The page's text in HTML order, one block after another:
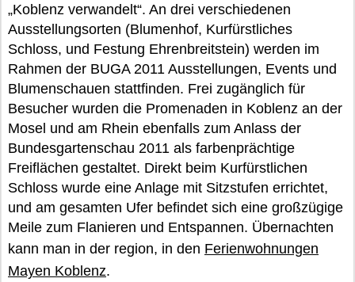
„Koblenz verwandelt“. An drei verschiedenen
Ausstellungsorten (Blumenhof, Kurfürstliches
Schloss, und Festung Ehrenbreitstein) werden im
Rahmen der BUGA 2011 Ausstellungen, Events und
Blumenschauen stattfinden. Frei zugänglich für
Besucher wurden die Promenaden in Koblenz an der
Mosel und am Rhein ebenfalls zum Anlass der
Bundesgartenschau 2011 als farbenprächtige
Freiflächen gestaltet. Direkt beim Kurfürstlichen
Schloss wurde eine Anlage mit Sitzstufen errichtet,
und am gesamten Ufer befindet sich eine großzügige
Meile zum Flanieren und Entspannen. Übernachten
kann man in der region, in den Ferienwohnungen
Mayen Koblenz.